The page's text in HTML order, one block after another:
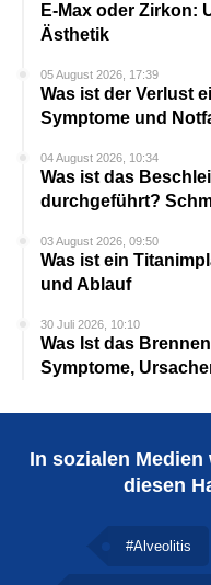
E-Max oder Zirkon:
Ästhetik
05 August 2026, 17:39
Was ist der Verlust
Symptome und
04 August 2026, 10:34
Was ist das
durchgeführt?
03 August 2026, 09:50
Was ist ein
und Ablauf
30 Juli 2026, 10:10
Was Ist das
Symptome,
In sozialen
diesen
#Alveolitis